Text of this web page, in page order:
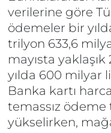
verilerine göre
ödemeler bir
trilyon 633,6
mayısta
yılda 600 milyar
Banka kartı
temassız ödeme
yükselirken,